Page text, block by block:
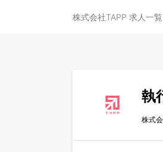
株式会社TAPP 求人一覧
執
株式